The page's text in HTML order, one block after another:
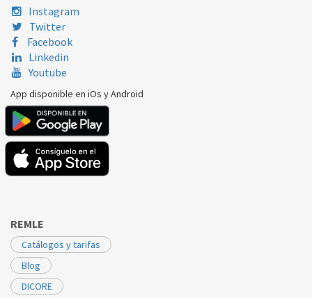
ZANUSSI
ZANUSSI
ZANUSSI
ZANUSSI
ZC395R
ZANUSSI
ZANUSSI
ZANUSSI
ZANUSSI
ZANUSSI
ZANUSSI
Instagram
Twitter
Facebook
Linkedin
Youtube
App disponible en iOs y Android
REMLE
Catálogos y tarifas
Blog
DICORE